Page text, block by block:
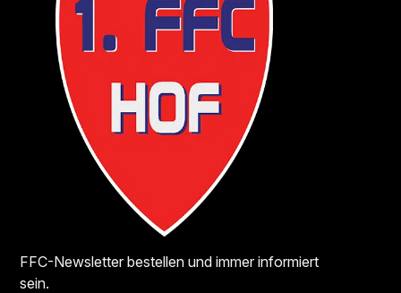
FFC-Newsletter bestellen und immer informiert
sein.